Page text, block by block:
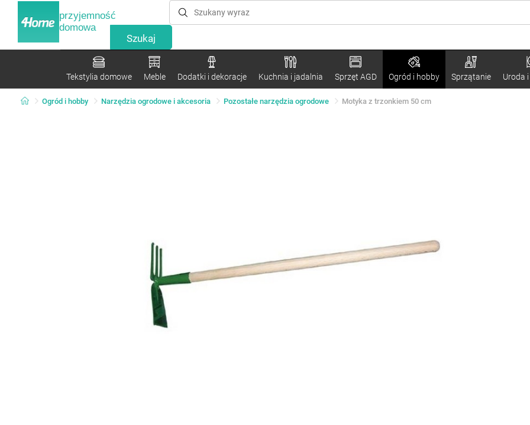
przyjemność
domowa
Tekstylia domowe Meble Dodatki i dekoracje Kuchnia i jadalnia Sprzęt AGD Ogród i hobby Sprzątanie Uroda
Ogród i hobby Narzędzia ogrodowe i akcesoria Pozostałe narzędzia ogrodowe Motyka z trzonkiem 50 cm